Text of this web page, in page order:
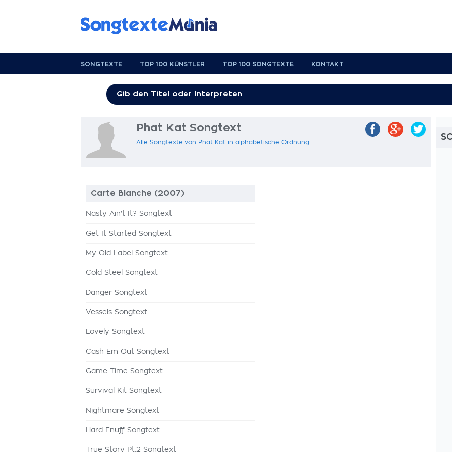
SONGTEXTE TOP 100 KÜNSTLER TOP 100 SONGTEXTE KONTAKT
Phat Kat Songtext
Alle Songtexte von Phat Kat in alphabetische Ordnung
Carte Blanche (2007)
Nasty Ain't It? Songtext
Get It Started Songtext
My Old Label Songtext
Cold Steel Songtext
Danger Songtext
Vessels Songtext
Lovely Songtext
Cash Em Out Songtext
Game Time Songtext
Survival Kit Songtext
Nightmare Songtext
Hard Enuff Songtext
True Story Pt.2 Songtext